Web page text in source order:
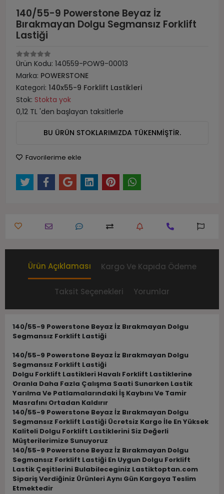
140/55-9 Powerstone Beyaz İz
Bırakmayan Dolgu Segmansız Forklift
Lastiği
Ürün Kodu: 140559-POW9-00013
Marka: POWERSTONE
Kategori: 140x55-9 Forklift Lastikleri
Stok: Stokta yok
0,12 TL 'den başlayan taksitlerle
BU ÜRÜN STOKLARIMIZDA TÜKENMİŞTİR.
Favorilerime ekle
Ürün Açıklaması Kargo Ve Kapıda Ödeme
Taksit Seçenekleri Yorumlar
140/55-9 Powerstone Beyaz İz Bırakmayan Dolgu
Segmansız Forklift Lastiği
140/55-9 Powerstone Beyaz İz Bırakmayan Dolgu
Segmansız Forklift Lastiği
Dolgu Forklift Lastikleri Havalı Forklift Lastiklerine
Oranla Daha Fazla Çalışma Saati Sunarken Lastik
Yarılma Ve Patlamalarındaki İş Kaybını Ve Tamir
Masrafını Ortadan Kaldırır
140/55-9 Powerstone Beyaz İz Bırakmayan Dolgu
Segmansız Forklift Lastiği Ücretsiz Kargo İle En Yüksek
Kaliteli Dolgu Forklift Lastiklerini Siz Değerli
Müşterilerimize Sunuyoruz
140/55-9 Powerstone Beyaz İz Bırakmayan Dolgu
Segmansız Forklift Lastiği En Uygun Dolgu Forklift
Lastik Çeşitlerini Bulabileceginiz Lastiktoptan.com
Sipariş Verdiğiniz Ürünleri Aynı Gün Kargoya Teslim
Etmektedir